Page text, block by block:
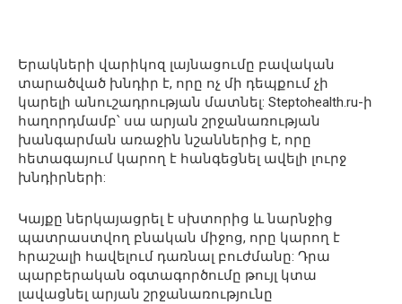
Երակների վարիկոզ լայնացումը բավական
տարածված խնդիր է, որը ոչ մի դեպքում չի
կարելի անուշադրության մատնել: Steptohealth.ru-ի
հաղորդմամբ՝ սա արյան շրջանառության
խանգարման առաջին նշաններից է, որը
հետագայում կարող է հանգեցնել ավելի լուրջ
խնդիրների:
Կայքը ներկայացրել է սխտորից և նարնջից
պատրաստվող բնական միջոց, որը կարող է
հրաշալի հավելում դառնալ բուժմանը: Դրա
պարբերական օգտագործումը թույլ կտա
լավացնել արյան շրջանառությունը